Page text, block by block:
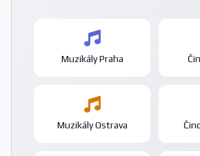
Muzikály Praha
Muzikály Ostrava